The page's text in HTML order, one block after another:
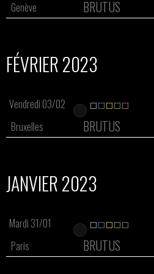
Genève BRUTUS
FÉVRIER 2023
Vendredi 03/02
Bruxelles
BRUTUS
JANVIER 2023
Mardi 31/01
Paris
BRUTUS